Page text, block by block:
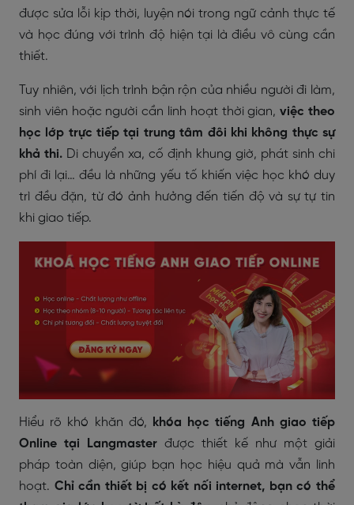
được sửa lỗi kịp thời, luyện nói trong ngữ cảnh thực tế
và học đúng với trình độ hiện tại là điều vô cùng cần
thiết.
Tuy nhiên, với lịch trình bận rộn của nhiều người đi làm,
sinh viên hoặc người cần linh hoạt thời gian,việc theo
học lớp trực tiếp tại trung tâm đôi khi không thực sự
khả thi. Di chuyển xa, cố định khung giờ, phát sinh chi
phí đi lại… đều là những yếu tố khiến việc học khó duy
trì đều đặn, từ đó ảnh hưởng đến tiến độ và sự tự tin
khi giao tiếp.
Hiểu rõ khó khăn đó,
khóa học tiếng Anh giao tiếp
Online tại Langmaster được thiết kế như một giải
pháp toàn diện, giúp bạn học hiệu quả mà vẫn linh
hoạt. Chỉ cần thiết bị có kết nối internet, bạn có thể